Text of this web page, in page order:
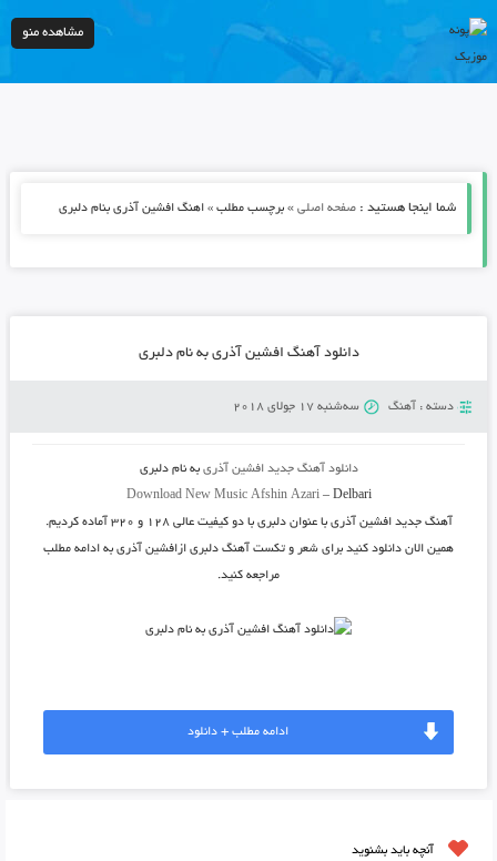
مشاهده منو
شما اینجا هستید : صفحه اصلی» برچسب مطلب » اهنگ افشین آذری بنام دلبری
دانلود آهنگ افشین آذری به نام دلبری
دسته : آهنگ سه‌شنبه 17 جولای 2018
دانلود آهنگ جدید افشین آذری به نامدلبری
Download New Music Afshin Azari– Delbari
آهنگ جدیدافشین آذری با عنواندلبری با دو کیفیت عالی ۱۲۸ و ۳۲۰ آماده کردیم.
همین الان دانلود کنید برای شعر و تکست آهنگ دلبری ازافشین آذری به ادامه مطلب
مراجعه کنید.
ادامه مطلب + دانلود
آنچه باید بشنوید